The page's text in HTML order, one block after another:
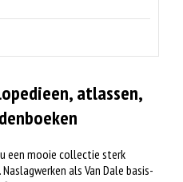
atlassen,
u een mooie collectie sterk
als Van Dale basis-